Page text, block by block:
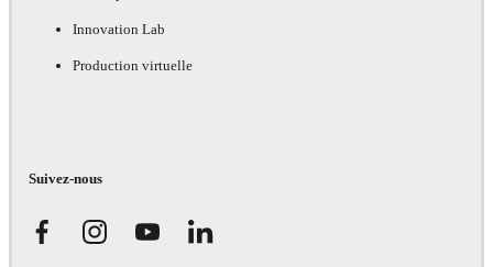
Innovation Lab
Production virtuelle
Suivez-nous